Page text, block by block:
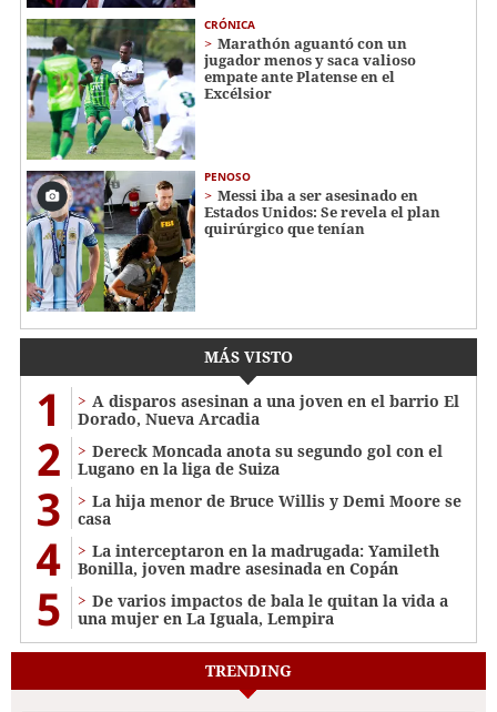
CRÓNICA
Marathón aguantó con un
jugador menos y saca valioso
empate ante Platense en el
Excélsior
PENOSO
Messi iba a ser asesinado en
Estados Unidos: Se revela el plan
quirúrgico que tenían
MÁS VISTO
1
A disparos asesinan a una joven en el barrio El
Dorado, Nueva Arcadia
2
Dereck Moncada anota su segundo gol con el
Lugano en la liga de Suiza
3
La hija menor de Bruce Willis y Demi Moore se
casa
4
La interceptaron en la madrugada: Yamileth
Bonilla, joven madre asesinada en Copán
5
De varios impactos de bala le quitan la vida a
una mujer en La Iguala, Lempira
TRENDING